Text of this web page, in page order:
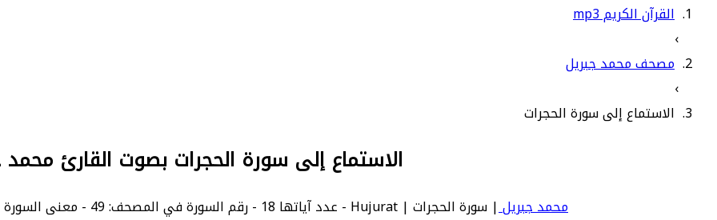
القرآن الكريم mp3
›
مصحف محمد جبريل
›
الاستماع إلى سورة الحجرات
الاستماع إلى سورة الحجرات بصوت القارئ محمد
محمد جبريل| سورة الحجرات | Hujurat - عدد آياتها 18 - رقم السورة في المصحف: 49 - معنى السورة بالإنجليزية: The Private Apartments.